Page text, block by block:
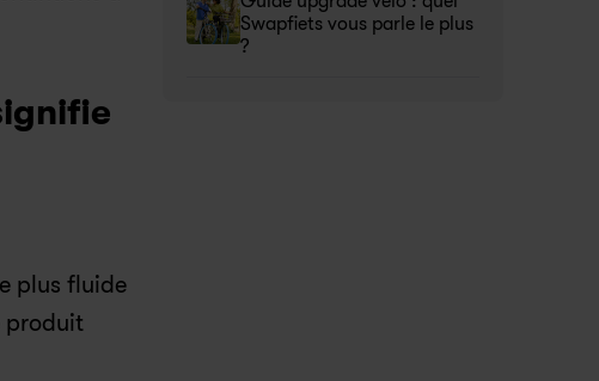
plus fluide
produit
Swapfiets vous parle le plus
?